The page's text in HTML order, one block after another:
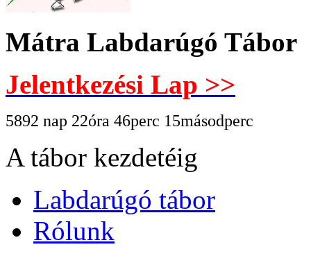
Mátra Labdarúgó Tábor
Jelentkezési Lap >>
5892 nap 22óra 46perc 16másodperc
A tábor kezdetéig
Labdarúgó tábor
Rólunk